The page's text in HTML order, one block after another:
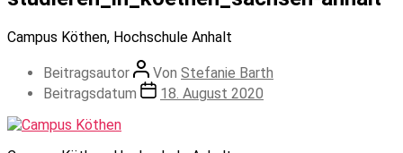
Campus Köthen, Hochschule Anhalt
Beitragsautor Von Stefanie Barth
Beitragsdatum
18. August 2020